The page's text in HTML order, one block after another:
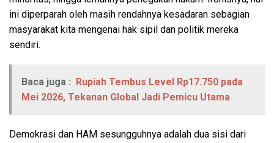
ini diperparah oleh masih rendahnya kesadaran sebagian
masyarakat kita mengenai hak sipil dan politik mereka
sendiri.
Baca juga :
Rupiah Tembus Level Rp17.750 pada
Mei 2026, Tekanan Global Jadi Pemicu Utama
Demokrasi dan HAM sesungguhnya adalah dua sisi dari